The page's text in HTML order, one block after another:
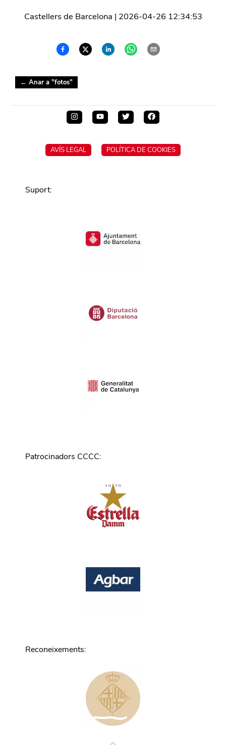
Castellers de Barcelona | 2026-04-26 12:34:53
← Anar a "fotos"
AVÍS LEGAL POLÍTICA DE COOKIES
Suport:
Patrocinadors CCCC:
Reconeixements: